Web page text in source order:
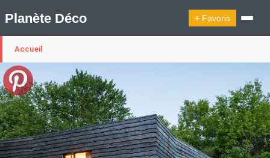
Planète Déco + Favoris
🛍︎ Shop Planète Déco
Appartement Design Cabanes
Decoration Noël
Design Suédois En Quelques Photos
Idées Déco En 10 Photos
La Semaine Décoration Et Design
Accueil